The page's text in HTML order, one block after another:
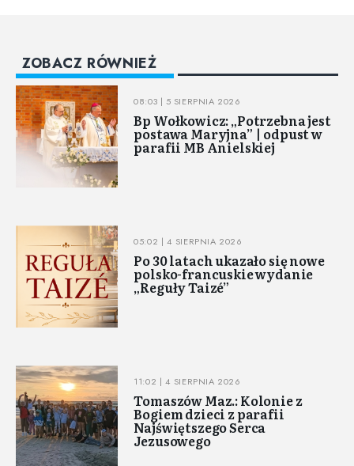
ZOBACZ RÓWNIEŻ
08:03 | 5 SIERPNIA 2026
Bp Wołkowicz: „Potrzebna jest
postawa Maryjna” | odpust w
parafii MB Anielskiej
05:02 | 4 SIERPNIA 2026
Po 30 latach ukazało się nowe
polsko-francuskie wydanie
„Reguły Taizé”
11:02 | 4 SIERPNIA 2026
Tomaszów Maz.: Kolonie z
Bogiem dzieci z parafii
Najświętszego Serca
Jezusowego